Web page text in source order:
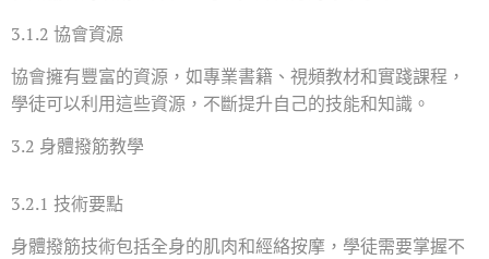
3.1.2 協會資源
協會擁有豐富的資源，如專業書籍、視頻教材和實踐課程，
學徒可以利用這些資源，不斷提升自己的技能和知識。
3.2 身體撥筋教學
3.2.1 技術要點
身體撥筋技術包括全身的肌肉和經絡按摩，學徒需要掌握不